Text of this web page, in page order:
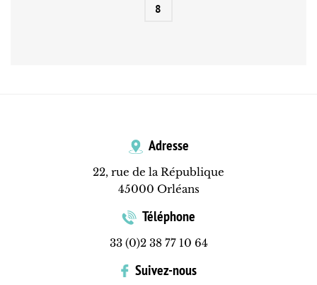
8
Adresse
22, rue de la République
45000 Orléans
Téléphone
33 (0)2 38 77 10 64
Suivez-nous